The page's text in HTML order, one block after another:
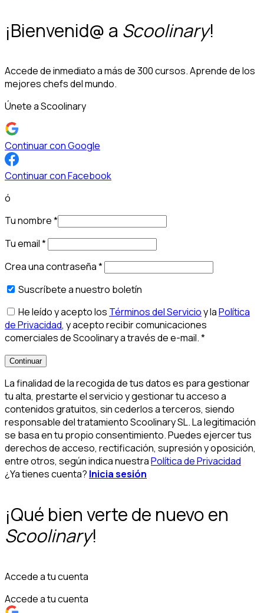
¡Bienvenid@ a Scoolinary!
Accede de inmediato a más de 300 cursos. Aprende de los
mejores chefs del mundo.
Únete a Scoolinary
Continuar con Google
Continuar con Facebook
ó
Tu nombre*
Tu email*
Crea una contraseña*
Suscríbete a nuestro boletín
He leído y acepto los Términos del Servicioy laPolítica
de Privacidad, y acepto recibir comunicaciones
comerciales de Scoolinary a través de e-mail.*
Continuar
La finalidad de la recogida de tus datos es para gestionar
tu alta, prestarte el servicio y gestionar tu acceso a
contenidos gratuitos, sin cederlos a terceros, siendo
responsable del tratamiento Scoolinary SL. La legitimación
se basa en tu propio consentimiento. Puedes ejercer tus
derechos de acceso, rectificación, supresión y oposición,
entre otros, según indica nuestraPolítica de Privacidad
¿Ya tienes cuenta? Inicia sesión
¡Qué bien verte de nuevo en
Scoolinary!
Accede a tu cuenta
Accede a tu cuenta